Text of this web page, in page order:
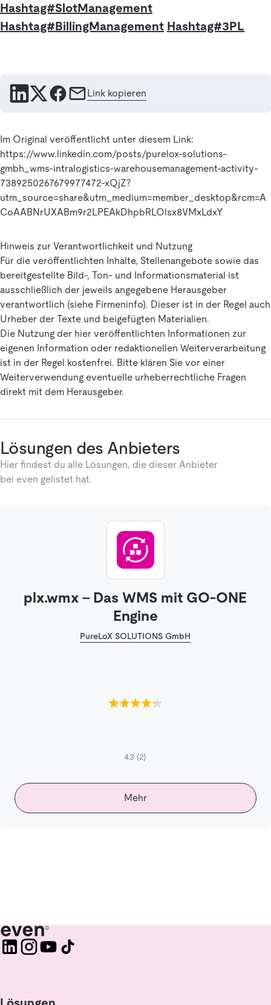
Hashtag#SlotManagement
Hashtag#BillingManagement Hashtag#3PL
Link kopieren
Im Original veröffentlicht unter diesem Link:
https://www.linkedin.com/posts/purelox-solutions-
gmbh_wms-intralogistics-warehousemanagement-activity-
7389250267679977472-xQjZ?
utm_source=share&utm_medium=member_desktop&rcm=A
CoAABNrUXABm9r2LPEAkDhpbRLOlsx8VMxLdxY
Hinweis zur Verantwortlichkeit und Nutzung
Für die veröffentlichten Inhalte, Stellenangebote sowie das
bereitgestellte Bild-, Ton- und Informationsmaterial ist
ausschließlich der jeweils angegebene Herausgeber
verantwortlich (siehe Firmeninfo). Dieser ist in der Regel auch
Urheber der Texte und beigefügten Materialien.
Die Nutzung der hier veröffentlichten Informationen zur
eigenen Information oder redaktionellen Weiterverarbeitung
ist in der Regel kostenfrei. Bitte klären Sie vor einer
Weiterverwendung eventuelle urheberrechtliche Fragen
direkt mit dem Herausgeber.
Lösungen des Anbieters
Hier findest du alle Lösungen, die dieser Anbieter
bei even gelistet hat.
plx.wmx – Das WMS mit GO-ONE
Engine
PureLoX SOLUTIONS GmbH
4.3 (2)
Mehr